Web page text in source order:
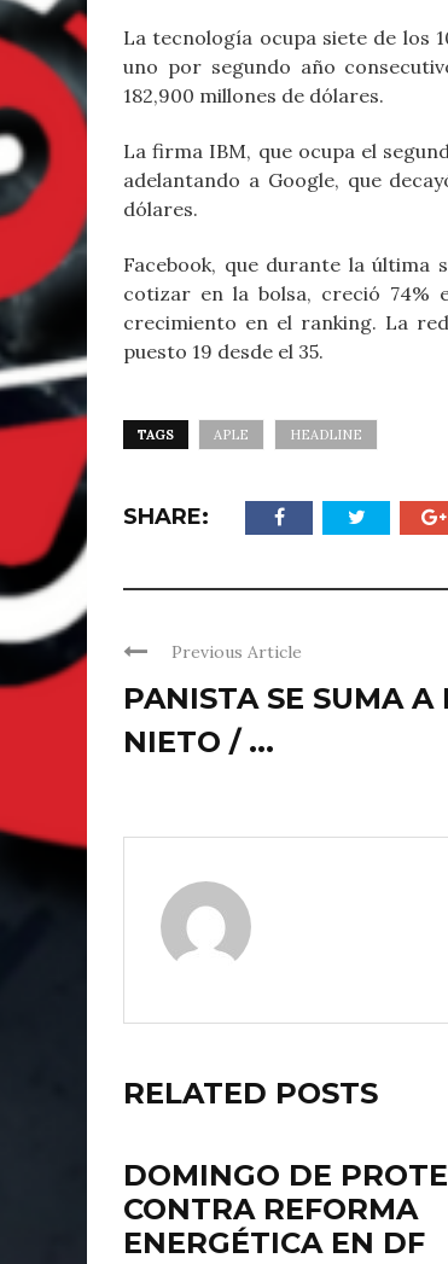
La tecnología ocupa siete de los
uno por segundo año
182,900 millones de dólares.
La firma IBM, que ocupa el
adelantando a Google, que
dólares.
Facebook, que durante la
cotizar en la bolsa, creció 74%
crecimiento en el ranking. La
puesto 19 desde el 35.
TAGS APLE HEADLINE
SHARE:
Previous Article
PANISTA SE SUMA A
NIETO / ...
RELATED POSTS
DOMINGO DE
CONTRA REFORMA
ENERGÉTICA EN DF